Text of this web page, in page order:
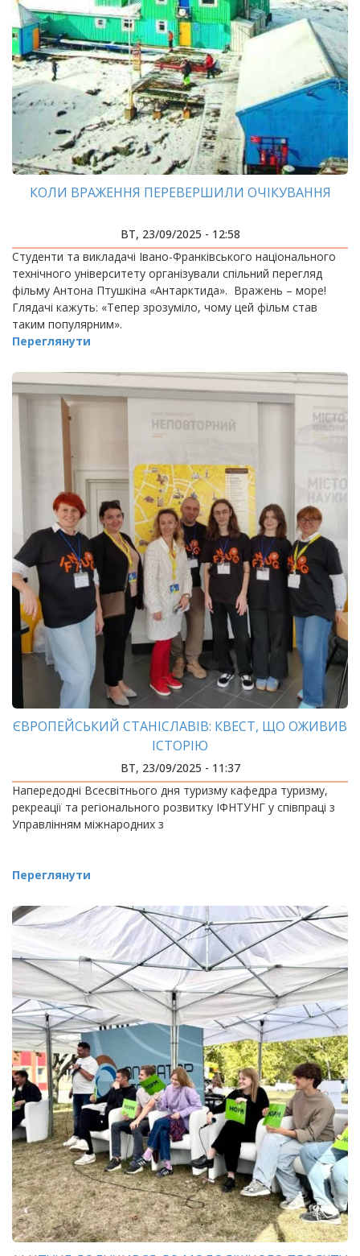
КОЛИ ВРАЖЕННЯ ПЕРЕВЕРШИЛИ ОЧІКУВАННЯ
ВТ, 23/09/2025 - 12:58
Студенти та викладачі Івано-Франківського національного
технічного університету організували спільний перегляд
фільму Антона Птушкіна «Антарктида». Вражень – море!
Глядачі кажуть: «Тепер зрозуміло, чому цей фільм став
таким популярним».
Переглянути
ЄВРОПЕЙСЬКИЙ СТАНІСЛАВІВ: КВЕСТ, ЩО ОЖИВИВ
ІСТОРІЮ
ВТ, 23/09/2025 - 11:37
Напередодні Всесвітнього дня туризму кафедра туризму,
рекреації та регіонального розвитку ІФНТУНГ у співпраці з
Управлінням міжнародних з
Переглянути